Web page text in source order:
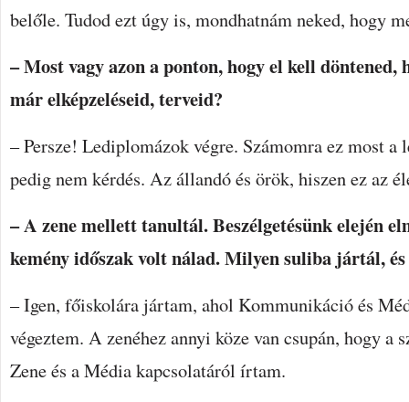
belőle. Tudod ezt úgy is, mondhatnám neked, hogy
– Most vagy azon a ponton, hogy el kell döntened,
már elképzeléseid, terveid?
– Persze! Lediplomázok végre. Számomra ez most a
pedig nem kérdés. Az állandó és örök, hiszen ez az
– A zene mellett tanultál. Beszélgetésünk elején
kemény időszak volt nálad. Milyen suliba jártál, és
– Igen, főiskolára jártam, ahol Kommunikáció és
végeztem. A zenéhez annyi köze van csupán, hogy a
Zene és a Média kapcsolatáról írtam.